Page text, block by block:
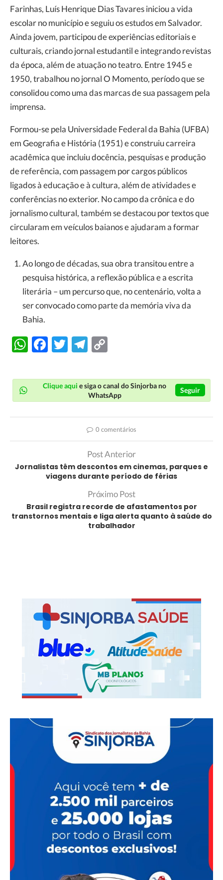
Farinhas, Luís Henrique Dias Tavares iniciou a vida
escolar no município e seguiu os estudos em Salvador.
Ainda jovem, participou de experiências editoriais e
culturais, criando jornal estudantil e integrando revistas
da época, além de atuação no teatro. Entre 1945 e
1950, trabalhou no jornal O Momento, período que se
consolidou como uma das marcas de sua passagem pela
imprensa.
Formou-se pela Universidade Federal da Bahia (UFBA)
em Geografia e História (1951) e construiu carreira
acadêmica que incluiu docência, pesquisas e produção
de referência, com passagem por cargos públicos
ligados à educação e à cultura, além de atividades e
conferências no exterior. No campo da crônica e do
jornalismo cultural, também se destacou por textos que
circularam em veículos baianos e ajudaram a formar
leitores.
Ao longo de décadas, sua obra transitou entre a
pesquisa histórica, a reflexão pública e a escrita
literária – um percurso que, no centenário, volta a
ser convocado como parte da memória viva da
Bahia.
WhatsApp
Facebook
TwitterTelegram
Clique aqui e siga o canal do Sinjorba no
WhatsApp
Seguir
0 comentários
Post Anterior
Jornalistas têm descontos em cinemas, parques e
viagens durante período de férias
Próximo Post
Brasil registra recorde de afastamentos por
transtornos mentais e liga alerta quanto à saúde do
trabalhador